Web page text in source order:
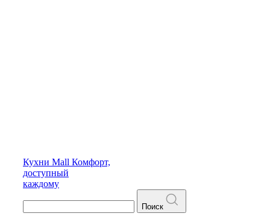
Кухни Mall Комфорт,
доступный
каждому
Поиск